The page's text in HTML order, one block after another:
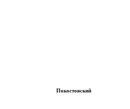
Покостовский